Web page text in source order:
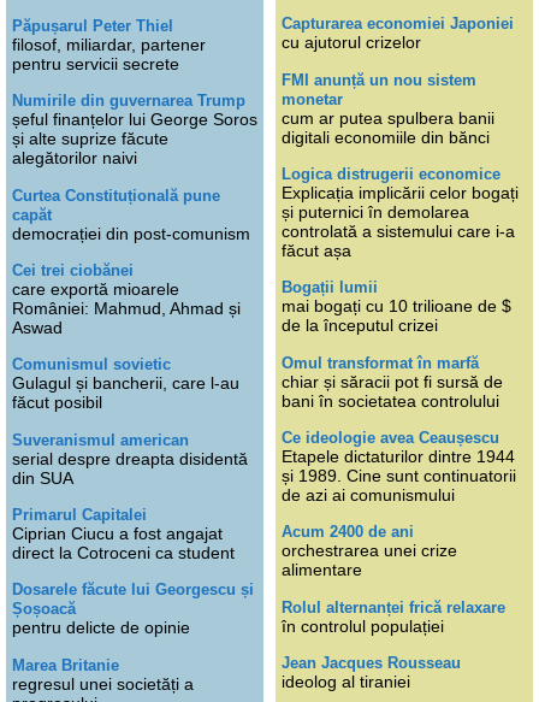
Păpușarul Peter Thiel
filosof, miliardar, partener
pentru servicii secrete
Numirile din guvernarea Trump
șeful finanțelor lui George Soros
și alte suprize făcute
alegătorilor naivi
Curtea Constituțională pune
capăt
democrației din post-comunism
Cei trei ciobănei
care exportă mioarele
României: Mahmud, Ahmad și
Aswad
Comunismul sovietic
Gulagul și bancherii, care l-au
făcut posibil
Suveranismul american
serial despre dreapta disidentă
din SUA
Primarul Capitalei
Ciprian Ciucu a fost angajat
direct la Cotroceni ca student
Dosarele făcute lui Georgescu și
Șoșoacă
pentru delicte de opinie
Marea Britanie
regresul unei societăți a
Capturarea economiei Japoniei
cu ajutorul crizelor
FMI anunță un nou sistem
monetar
cum ar putea spulbera banii
digitali economiile din bănci
Logica distrugerii economice
Explicația implicării celor bogați
și puternici în demolarea
controlată a sistemului care i-a
făcut așa
Bogații lumii
mai bogați cu 10 trilioane de $
de la începutul crizei
Omul transformat în marfă
chiar și săracii pot fi sursă de
bani în societatea controlului
Ce ideologie avea Ceaușescu
Etapele dictaturilor dintre 1944
și 1989. Cine sunt continuatorii
de azi ai comunismului
Acum 2400 de ani
orchestrarea unei crize
alimentare
Rolul alternanței frică relaxare
în controlul populației
Jean Jacques Rousseau
ideolog al tiraniei